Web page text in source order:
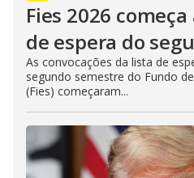
Fies 2026
de espera do
As convocações da lista de
segundo semestre do Fundo
(Fies) começaram...